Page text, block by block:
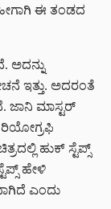
ಈ ತಂಡದ
ಅದನ್ನು
ಇತ್ತು. ಅದರಂತೆ
ಜಾನಿ ಮಾಸ್ಟರ್
ಹುಕ್ ಸ್ಟೆಪ್ಸ್
ಹೇಳಿ
ಎಂದು